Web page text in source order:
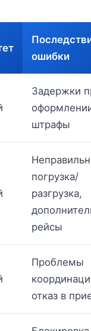
ошибки
Задержки
штрафы
погрузка/
разгрузка,
рейсы
Проблемы
отказ в